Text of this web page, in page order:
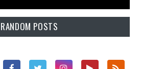
RANDOM POSTS